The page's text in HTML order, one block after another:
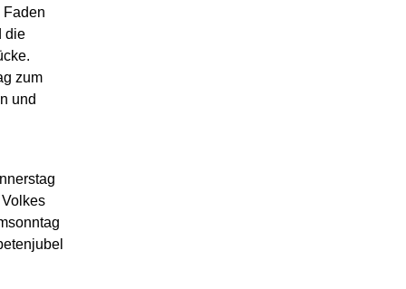
Faden
die
zum
und